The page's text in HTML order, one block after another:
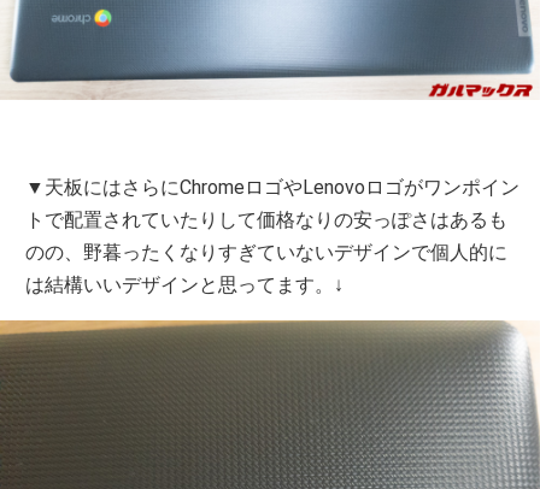
▼天板にはさらにChromeロゴやLenovoロゴがワンポイン
トで配置されていたりして価格なりの安っぽさはあるも
のの、野暮ったくなりすぎていないデザインで個人的に
は結構いいデザインと思ってます。↓